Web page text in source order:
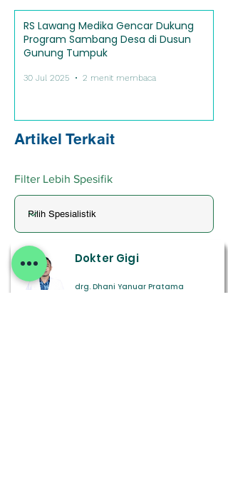
RS Lawang Medika Gencar Dukung
Program Sambang Desa di Dusun
Gunung Tumpuk
30 Jul 2025 2 menit membaca
Artikel Terkait
Filter Lebih Spesifik
Dokter Gigi
drg. Dhani Yanuar Pratama